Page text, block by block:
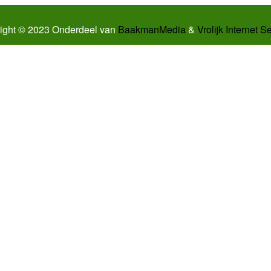
© 2023 Onderdeel van BaakmanMedia& Vrolijk Internet